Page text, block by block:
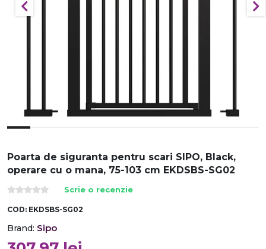
Poarta de siguranta pentru scari SIPO, Black,
operare cu o mana, 75-103 cm EKDSBS-SG02
Scrie o recenzie
COD: EKDSBS-SG02
Brand: Sipo